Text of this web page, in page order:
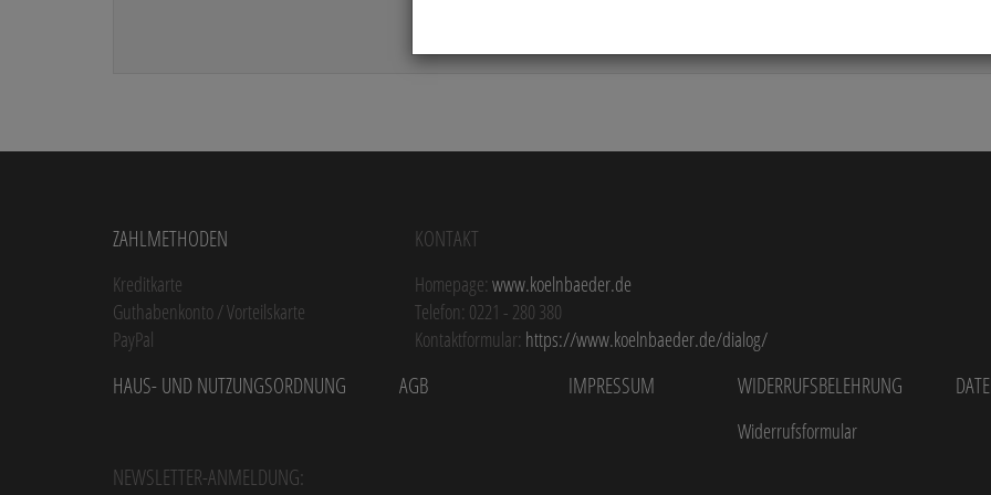
Zahlmethoden
Kreditkarte
Guthabenkonto / Vorteilskarte
PayPal
Kontakt
Homepage: www.koelnbaeder.de
Telefon: 0221 - 280 380
Kontaktformular: https://www.koelnbaeder.de/dialog/
Haus- und Nutzungsordnung AGB Impressum Widerrufsbelehrung
Widerrufsformular
Newsletter-Anmeldung: